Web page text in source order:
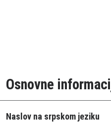
Osnovne
Naslov na srpskom jeziku